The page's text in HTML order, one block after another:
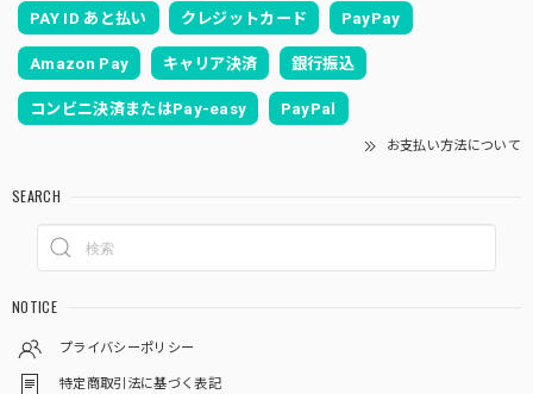
PAY ID あと払い クレジットカード PayPay
Amazon Pay キャリア決済 銀行振込
コンビニ決済またはPay-easy PayPal
お支払い方法について
SEARCH
NOTICE
プライバシーポリシー
特定商取引法に基づく表記